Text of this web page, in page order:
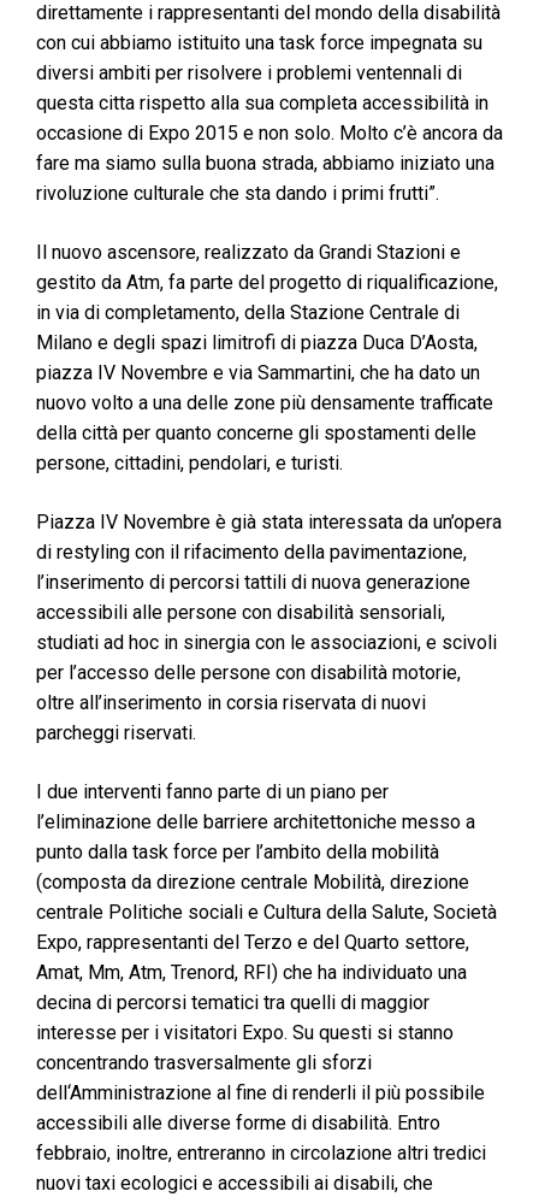
direttamente i rappresentanti del mondo della disabilità
con cui abbiamo istituito una task force impegnata su
diversi ambiti per risolvere i problemi ventennali di
questa citta rispetto alla sua completa accessibilità in
occasione di Expo 2015 e non solo. Molto c’è ancora da
fare ma siamo sulla buona strada, abbiamo iniziato una
rivoluzione culturale che sta dando i primi frutti”.
Il nuovo ascensore, realizzato da Grandi Stazioni e
gestito da Atm, fa parte del progetto di riqualificazione,
in via di completamento, della Stazione Centrale di
Milano e degli spazi limitrofi di piazza Duca D’Aosta,
piazza IV Novembre e via Sammartini, che ha dato un
nuovo volto a una delle zone più densamente trafficate
della città per quanto concerne gli spostamenti delle
persone, cittadini, pendolari, e turisti.
Piazza IV Novembre è già stata interessata da un’opera
di restyling con il rifacimento della pavimentazione,
l’inserimento di percorsi tattili di nuova generazione
accessibili alle persone con disabilità sensoriali,
studiati ad hoc in sinergia con le associazioni, e scivoli
per l’accesso delle persone con disabilità motorie,
oltre all’inserimento in corsia riservata di nuovi
parcheggi riservati.
I due interventi fanno parte di un piano per
l’eliminazione delle barriere architettoniche messo a
punto dalla task force per l’ambito della mobilità
(composta da direzione centrale Mobilità, direzione
centrale Politiche sociali e Cultura della Salute, Società
Expo, rappresentanti del Terzo e del Quarto settore,
Amat, Mm, Atm, Trenord, RFI) che ha individuato una
decina di percorsi tematici tra quelli di maggior
interesse per i visitatori Expo. Su questi si stanno
concentrando trasversalmente gli sforzi
dell‘Amministrazione al fine di renderli il più possibile
accessibili alle diverse forme di disabilità. Entro
febbraio, inoltre, entreranno in circolazione altri tredici
nuovi taxi ecologici e accessibili ai disabili, che